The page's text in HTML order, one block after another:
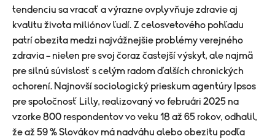
tendenciu sa vracať a výrazne ovplyvňuje zdravie aj
kvalitu života miliónov ľudí. Z celosvetového pohľadu
patrí obezita medzi najvážnejšie problémy verejného
zdravia – nielen pre svoj čoraz častejší výskyt, ale najmä
pre silnú súvislosť s celým radom ďalších chronických
ochorení. Najnovší sociologický prieskum agentúry Ipsos
pre spoločnosť Lilly, realizovaný vo februári 2025 na
vzorke 800 respondentov vo veku 18 až 65 rokov, odhalil,
že až 59 % Slovákov má nadváhu alebo obezitu podľa